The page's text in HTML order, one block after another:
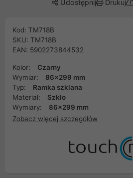
Udostępnij Drukuj
Kod: TM718B
SKU: TM718B
EAN: 5902273844532
Kolor:
Czarny
Wymiar:
86x299 mm
Typ:
Ramka szklana
Materiał:
Szkło
Wymiary:
86x299 mm
Zobacz więcej szczegółów